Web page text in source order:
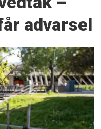
advarsel